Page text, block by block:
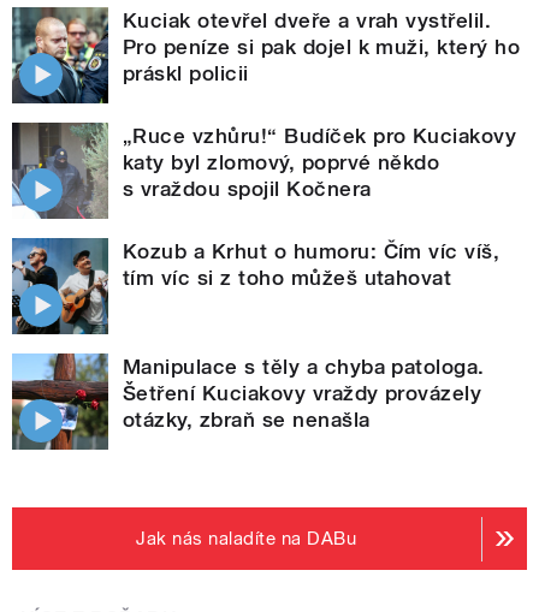
Kuciak otevřel dveře a vrah vystřelil.
Pro peníze si pak dojel k muži, který ho
práskl policii
„Ruce vzhůru!“ Budíček pro Kuciakovy
katy byl zlomový, poprvé někdo
s vraždou spojil Kočnera
Kozub a Krhut o humoru: Čím víc víš,
tím víc si z toho můžeš utahovat
Manipulace s těly a chyba patologa.
Šetření Kuciakovy vraždy provázely
otázky, zbraň se nenašla
Jak nás naladíte na DABu